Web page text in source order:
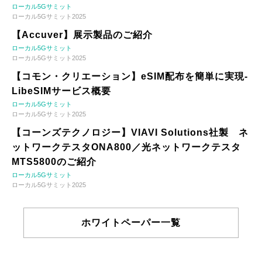
ローカル5Gサミット
ローカル5Gサミット2025
【Accuver】展示製品のご紹介
ローカル5Gサミット
ローカル5Gサミット2025
【コモン・クリエーション】eSIM配布を簡単に実現-
LibeSIMサービス概要
ローカル5Gサミット
ローカル5Gサミット2025
【コーンズテクノロジー】VIAVI Solutions社製 ネ
ットワークテスタONA800／光ネットワークテスタ
MTS5800のご紹介
ローカル5Gサミット
ローカル5Gサミット2025
ホワイトペーパー一覧